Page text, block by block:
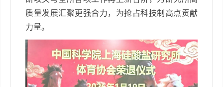
质量发展汇聚更强合力，为抢占科技制高点贡献
力量。